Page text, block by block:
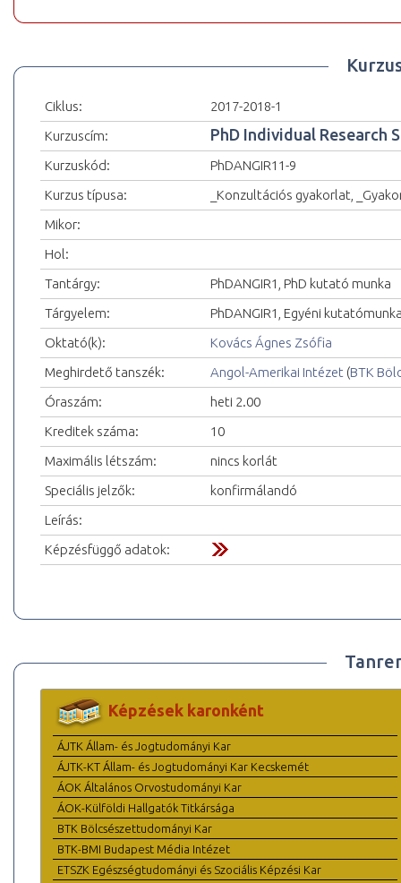
Ciklus:
2017-2018-1
Kurzuscím:
PhD Individual Research
Kurzuskód:
PhDANGIR11-9
Kurzus típusa:
_Konzultációs gyakorlat,
Mikor:
Hol:
Tantárgy:
PhDANGIR1, PhD kutató munka
Tárgyelem:
PhDANGIR1, Egyéni
Oktató(k):
Kovács Ágnes Zsófia
Meghirdető tanszék:
Angol-Amerikai Intézet (BTK
Óraszám:
heti 2.00
Kreditek száma:
10
Maximális létszám:
nincs korlát
Speciális jelzők:
konfirmálandó
Leírás:
Képzésfüggő adatok:
Képzések karonként
ÁJTK Állam- és Jogtudományi Kar
ÁJTK-KT Állam- és Jogtudományi Kar Kecskemét
ÁOK Általános Orvostudományi Kar
ÁOK-Külföldi Hallgatók Titkársága
BTK Bölcsészettudományi Kar
BTK-BMI Budapest Média Intézet
ETSZK Egészségtudományi és Szociális Képzési Kar